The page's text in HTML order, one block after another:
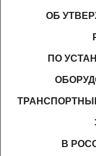
ОБ
ПО
В